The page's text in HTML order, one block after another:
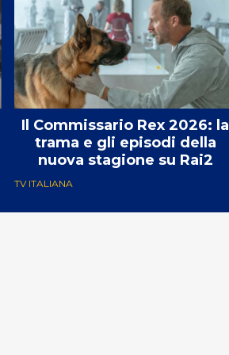
Il Commissario Rex 2026: la
trama e gli episodi della
nuova stagione su Rai2
TV ITALIANA